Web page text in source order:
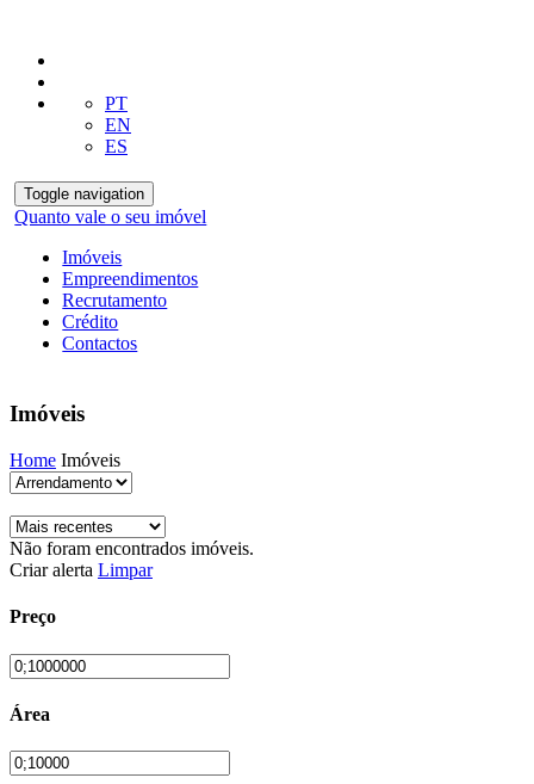
PT
EN
ES
Toggle navigation
Quanto vale o seu imóvel
Imóveis
Empreendimentos
Recrutamento
Crédito
Contactos
Imóveis
Home Imóveis
Não foram encontrados imóveis.
Criar alerta Limpar
Preço
Área